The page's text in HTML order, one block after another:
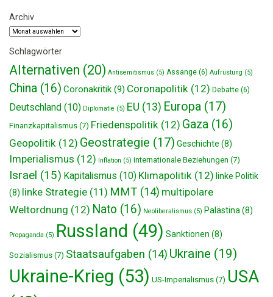
Archiv
Archiv
Schlagwörter
Alternativen (20) Antisemitismus (5) Assange (6) Aufrüstung (5)
China (16) Coronakritik (9) Coronapolitik (12) Debatte (6)
Deutschland (10) Diplomatie (5) EU (13) Europa (17)
Finanzkapitalismus (7) Friedenspolitik (12) Gaza (16)
Geopolitik (12) Geostrategie (17) Geschichte (8)
Imperialismus (12) Inflation (5) internationale Beziehungen (7)
Israel (15) Kapitalismus (10) Klimapolitik (12) linke Politik
(8) linke Strategie (11) MMT (14) multipolare
Weltordnung (12) Nato (16) Neoliberalismus (5) Palästina (8)
Propaganda (5) Russland (49) Sanktionen (8)
Sozialismus (7) Staatsaufgaben (14) Ukraine (19)
Ukraine-Krieg (53) US-Imperialismus (7) USA